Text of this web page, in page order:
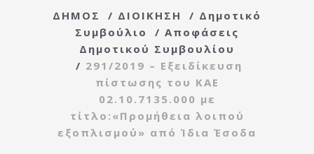
ΔΗΜΟΣ / ΔΙΟΙΚΗΣΗ / Δημοτικό
Συμβούλιο
/ Αποφάσεις
Δημοτικού Συμβουλίου
/ 291/2019 – Εξειδίκευση
πίστωσης του ΚΑΕ
02.10.7135.000 με
τίτλο:«Προμήθεια λοιπού
εξοπλισμού» από Ίδια Έσοδα